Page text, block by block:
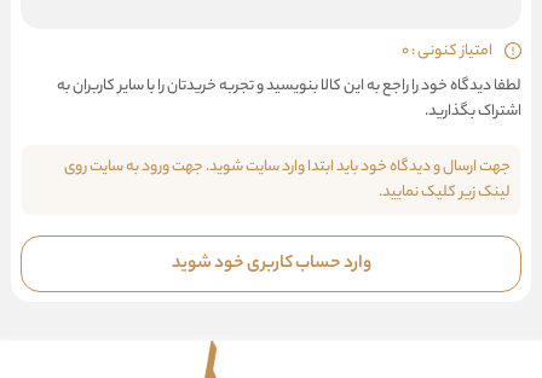
امتیاز کنونی : 0
لطفا دیدگاه خود را راجع به این کالا بنویسید و تجربه خریدتان را با سایر کاربران به
اشتراک بگذارید.
جهت ارسال و دیدگاه خود باید ابتدا وارد سایت شوید. جهت ورود به سایت روی
لینک زیر کلیک نمایید.
وارد حساب کاربری خود شوید